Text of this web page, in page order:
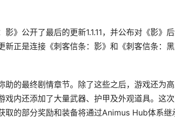
》公开了最后的更新1.1.11，并公布对《影》
新正是连接《刺客信条：影》和《刺客信条：
的最终剧情章节。除了这些之后，游戏还为
戏内还添加了大量武器、护甲及外观道具。这
取的部分奖励和装备将通过Animus Hub体系继